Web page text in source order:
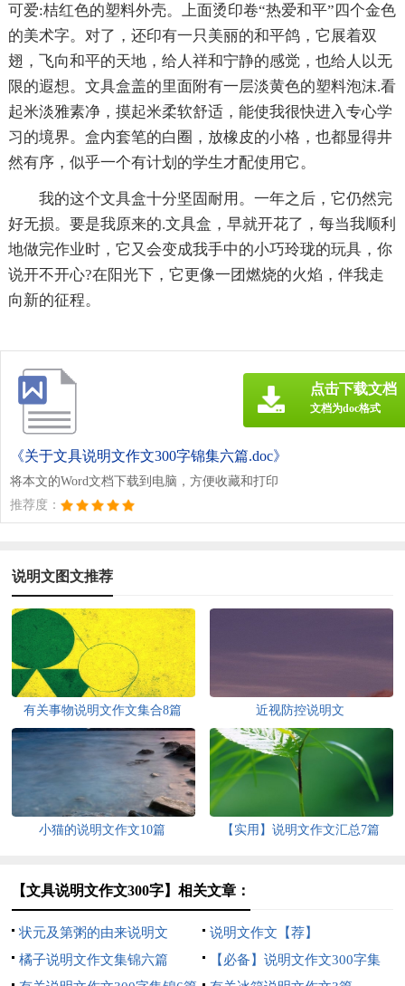
可爱:桔红色的塑料外壳。上面烫印卷“热爱和平”四个金色
的美术字。对了，还印有一只美丽的和平鸽，它展着双
翅，飞向和平的天地，给人祥和宁静的感觉，也给人以无
限的遐想。文具盒盖的里面附有一层淡黄色的塑料泡沫.看
起米淡雅素净，摸起米柔软舒适，能使我很快进入专心学
习的境界。盒内套笔的白圈，放橡皮的小格，也都显得井
然有序，似乎一个有计划的学生才配使用它。
我的这个文具盒十分坚固耐用。一年之后，它仍然完
好无损。要是我原来的.文具盒，早就开花了，每当我顺利
地做完作业时，它又会变成我手中的小巧玲珑的玩具，你
说开不开心?在阳光下，它更像一团燃烧的火焰，伴我走
向新的征程。
《关于文具说明文作文300字锦集六篇.doc》
将本文的Word文档下载到电脑，方便收藏和打印
推荐度：
点击下载文档
文档为doc格式
说明文图文推荐
有关事物说明文作文集合8篇 近视防控说明文
小猫的说明文作文10篇 【实用】说明文作文汇总7篇
【文具说明文作文300字】相关文章：
状元及第粥的由来说明文
说明文作文【荐】
橘子说明文作文集锦六篇
【必备】说明文作文300字集